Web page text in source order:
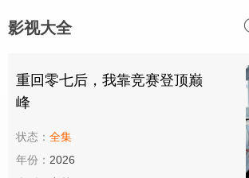
影视大全
重回零七后，我靠竞赛登顶巅
峰
状态： 全集
年份： 2026